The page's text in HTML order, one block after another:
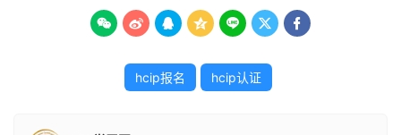
      
hcip报名 hcip认证